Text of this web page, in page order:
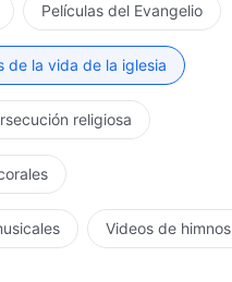
Películas del Evangelio
de la vida de la iglesia
religiosa
Videos de himnos